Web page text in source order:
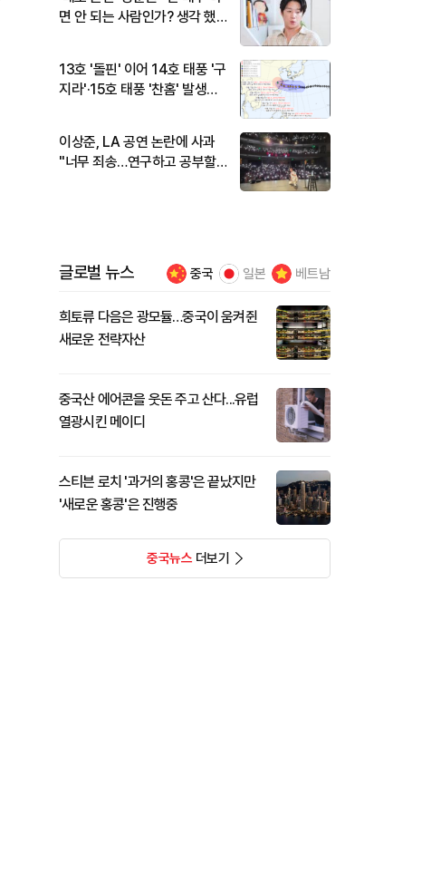
면 안 되는 사람인가? 생각 했
13호 '돌핀' 이어 14호 태풍 '구
지라'·15호 태풍 '찬홈' 발생…
이상준, LA 공연 논란에 사과
"너무 죄송…연구하고 공부할
글로벌 뉴스 중국 일본 베트남
희토류 다음은 광모듈…중국이 움켜쥔
새로운 전략자산
중국산 에어콘을 웃돈 주고 산다...유럽
열광시킨 메이디
스티븐 로치 '과거의 홍콩'은 끝났지만
'새로운 홍콩'은 진행중
중국뉴스더보기